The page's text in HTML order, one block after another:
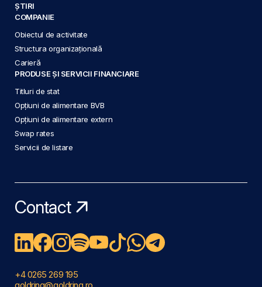
ȘTIRI
COMPANIE
Obiectul de activitate
Structura organizațională
Carieră
PRODUSE ȘI SERVICII FINANCIARE
Titluri de stat
Opțiuni de alimentare BVB
Opțiuni de alimentare extern
Swap rates
Servicii de listare
Contact
+4 0265 269 195